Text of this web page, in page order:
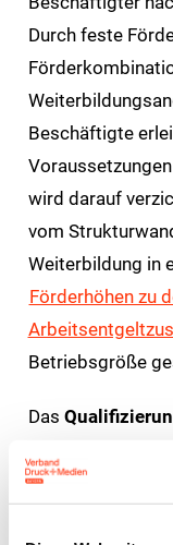
Durch feste
Beschäftigte
wird darauf
vom
Weiterbildung in
Förderhöhen zu
Betriebsgröße
Das